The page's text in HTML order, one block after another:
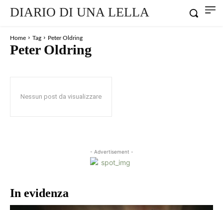
DIARIO DI UNA LELLA
Home Tag Peter Oldring
Peter Oldring
Nessun post da visualizzare
- Advertisement -
In evidenza